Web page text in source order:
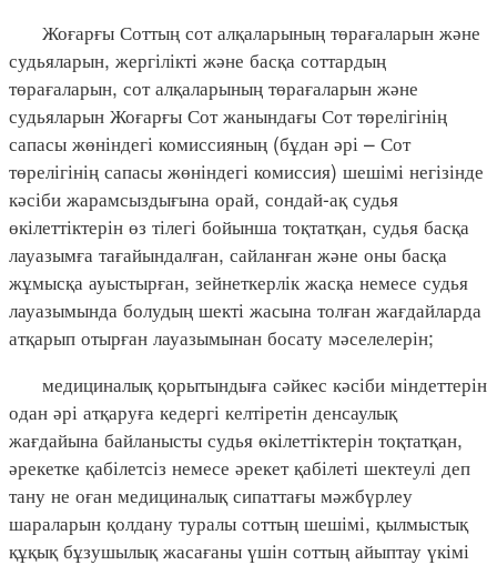
Жоғарғы Соттың сот алқаларының төрағаларын және
судьяларын, жергілікті және басқа соттардың
төрағаларын, сот алқаларының төрағаларын және
судьяларын Жоғарғы Сот жанындағы Сот төрелігінің
сапасы жөніндегі комиссияның (бұдан әрі – Сот
төрелігінің сапасы жөніндегі комиссия) шешімі негізінде
кәсіби жарамсыздығына орай, сондай-ақ судья
өкілеттіктерін өз тілегі бойынша тоқтатқан, судья басқа
лауазымға тағайындалған, сайланған және оны басқа
жұмысқа ауыстырған, зейнеткерлік жасқа немесе судья
лауазымында болудың шекті жасына толған жағдайларда
атқарып отырған лауазымынан босату мәселелерін;
медициналық қорытындыға сәйкес кәсіби міндеттерін
одан әрі атқаруға кедергі келтіретін денсаулық
жағдайына байланысты судья өкілеттіктерін тоқтатқан,
әрекетке қабілетсіз немесе әрекет қабілеті шектеулі деп
тану не оған медициналық сипаттағы мәжбүрлеу
шараларын қолдану туралы соттың шешімі, қылмыстық
құқық бұзушылық жасағаны үшін соттың айыптау үкімі